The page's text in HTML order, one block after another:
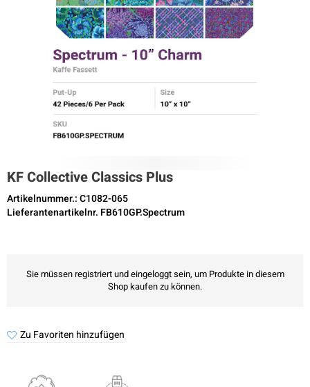
KF Collective Classics Plus
Artikelnummer.: C1082-065
Lieferantenartikelnr. FB610GP.Spectrum
Sie müssen registriert und eingeloggt sein, um Produkte in diesem
Shop kaufen zu können.
Zu Favoriten hinzufügen